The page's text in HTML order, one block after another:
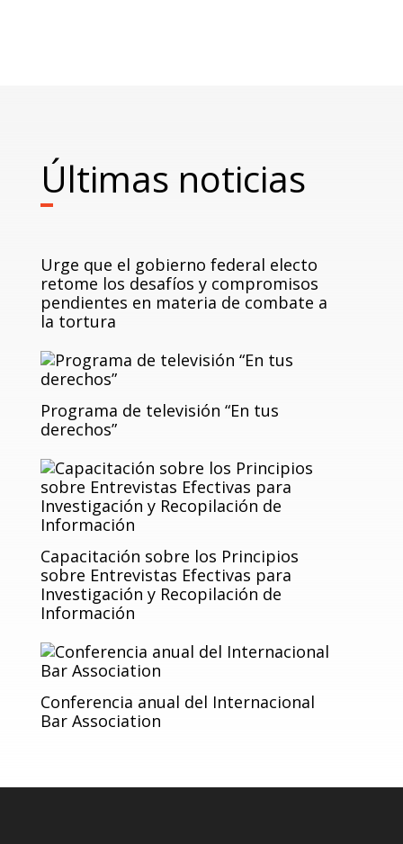
Últimas noticias
Urge que el gobierno federal electo
retome los desafíos y compromisos
pendientes en materia de combate a
la tortura
Programa de televisión “En tus
derechos”
Capacitación sobre los Principios
sobre Entrevistas Efectivas para
Investigación y Recopilación de
Información
Conferencia anual del Internacional
Bar Association